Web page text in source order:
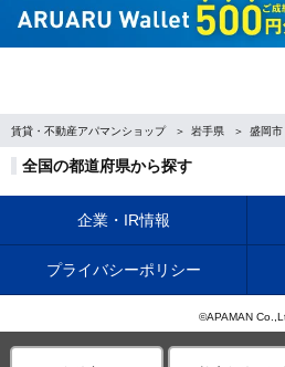
賃貸・不動産アパマンショップ 岩手県 盛岡市
全国の都道府県から探す
企業・IR情報
プライバシーポリシー
©APAMAN